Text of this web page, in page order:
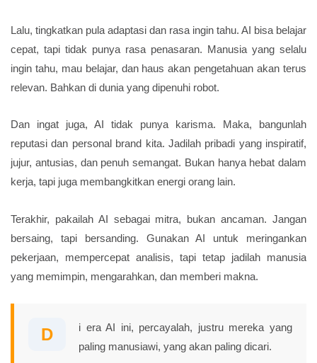
Lalu, tingkatkan pula adaptasi dan rasa ingin tahu. AI bisa belajar
cepat, tapi tidak punya rasa penasaran. Manusia yang selalu
ingin tahu, mau belajar, dan haus akan pengetahuan akan terus
relevan. Bahkan di dunia yang dipenuhi robot.
Dan ingat juga, AI tidak punya karisma. Maka, bangunlah
reputasi dan personal brand kita. Jadilah pribadi yang inspiratif,
jujur, antusias, dan penuh semangat. Bukan hanya hebat dalam
kerja, tapi juga membangkitkan energi orang lain.
Terakhir, pakailah AI sebagai mitra, bukan ancaman. Jangan
bersaing, tapi bersanding. Gunakan AI untuk meringankan
pekerjaan, mempercepat analisis, tapi tetap jadilah manusia
yang memimpin, mengarahkan, dan memberi makna.
D
i era AI ini, percayalah, justru mereka yang
paling manusiawi, yang akan paling dicari.